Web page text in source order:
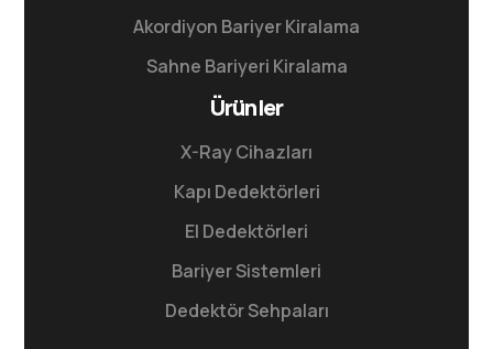
Akordiyon Bariyer Kiralama
Sahne Bariyeri Kiralama
Ürünler
X-Ray Cihazları
Kapı Dedektörleri
El Dedektörleri
Bariyer Sistemleri
Dedektör Sehpaları